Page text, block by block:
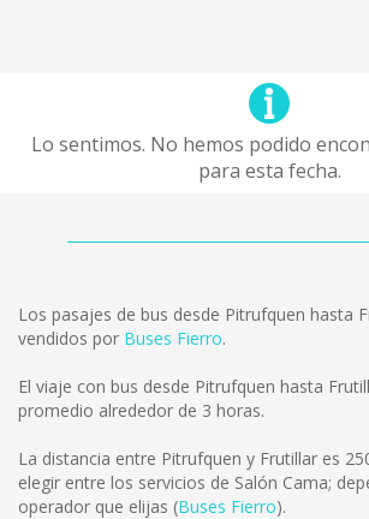
Lo sentimos. No hemos podido
para esta fecha.
Los pasajes de bus desde Pitrufquen hasta
vendidos por Buses Fierro.
El viaje con bus desde Pitrufquen hasta
promedio alrededor de 3 horas.
La distancia entre Pitrufquen y Frutillar es
elegir entre los servicios de Salón Cama;
operador que elijas (Buses Fierro).